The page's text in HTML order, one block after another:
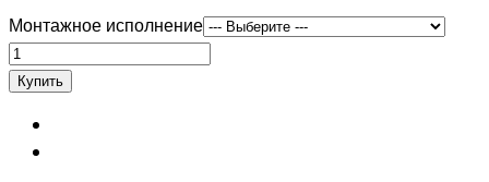
Монтажное исполнение